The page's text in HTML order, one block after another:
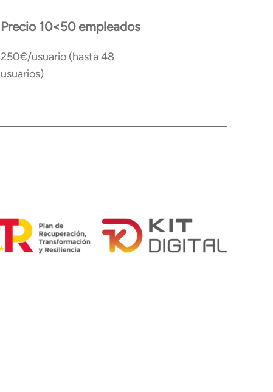
Precio 10<50 empleados
250€/usuario (hasta 48
usuarios)